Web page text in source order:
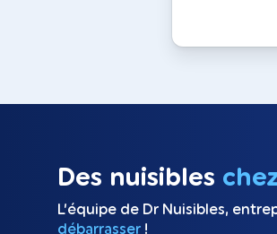
Des nuisibles
L’équipe de Dr Nuisibles,
débarrasser !